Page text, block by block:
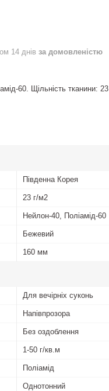
14 днів за домовленістю
60. Щільність тканини:
Південна Корея
23 г/м2
Нейлон-40, Поліамід-60
Бежевий
160 мм
Для вечірніх суконь
Напівпрозора
Без оздоблення
1-50 г/кв.м
Поліамід
Однотонний